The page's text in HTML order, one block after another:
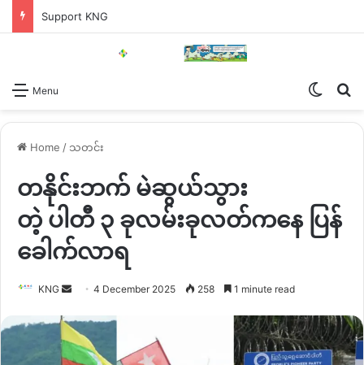
Support KNG
Menu
Home / သတင်း
တနိုင်းဘက် မဲဆွယ်သွား
တဲ့ ပါတီ ၃ ခုလမ်းခုလတ်ကနေ ပြန်
ခေါက်လာရ
KNG
Send
email
4 December 2025 258 1 minute read